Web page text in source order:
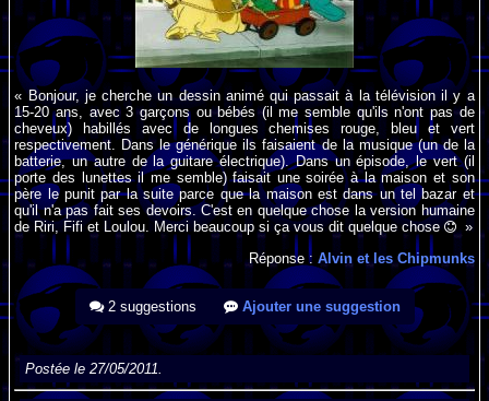
« Bonjour, je cherche un dessin animé qui passait à la télévision il y a
15-20 ans, avec 3 garçons ou bébés (il me semble qu'ils n'ont pas de
cheveux) habillés avec de longues chemises rouge, bleu et vert
respectivement. Dans le générique ils faisaient de la musique (un de la
batterie, un autre de la guitare électrique). Dans un épisode, le vert (il
porte des lunettes il me semble) faisait une soirée à la maison et son
père le punit par la suite parce que la maison est dans un tel bazar et
qu'il n'a pas fait ses devoirs. C'est en quelque chose la version humaine
de Riri, Fifi et Loulou. Merci beaucoup si ça vous dit quelque chose
»
Réponse : Alvin et les Chipmunks
2 suggestions Ajouter une suggestion
Postée le 27/05/2011.